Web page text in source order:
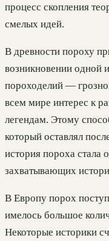
процесс скопления
смелых идей.
В древности пороху
возникновении одной
пороходелий —
всем мире интерес к
легендам. Этому
который оставлял
история пороха стала
захватывающих
В Европу порох
имелось большое
Некоторые историки